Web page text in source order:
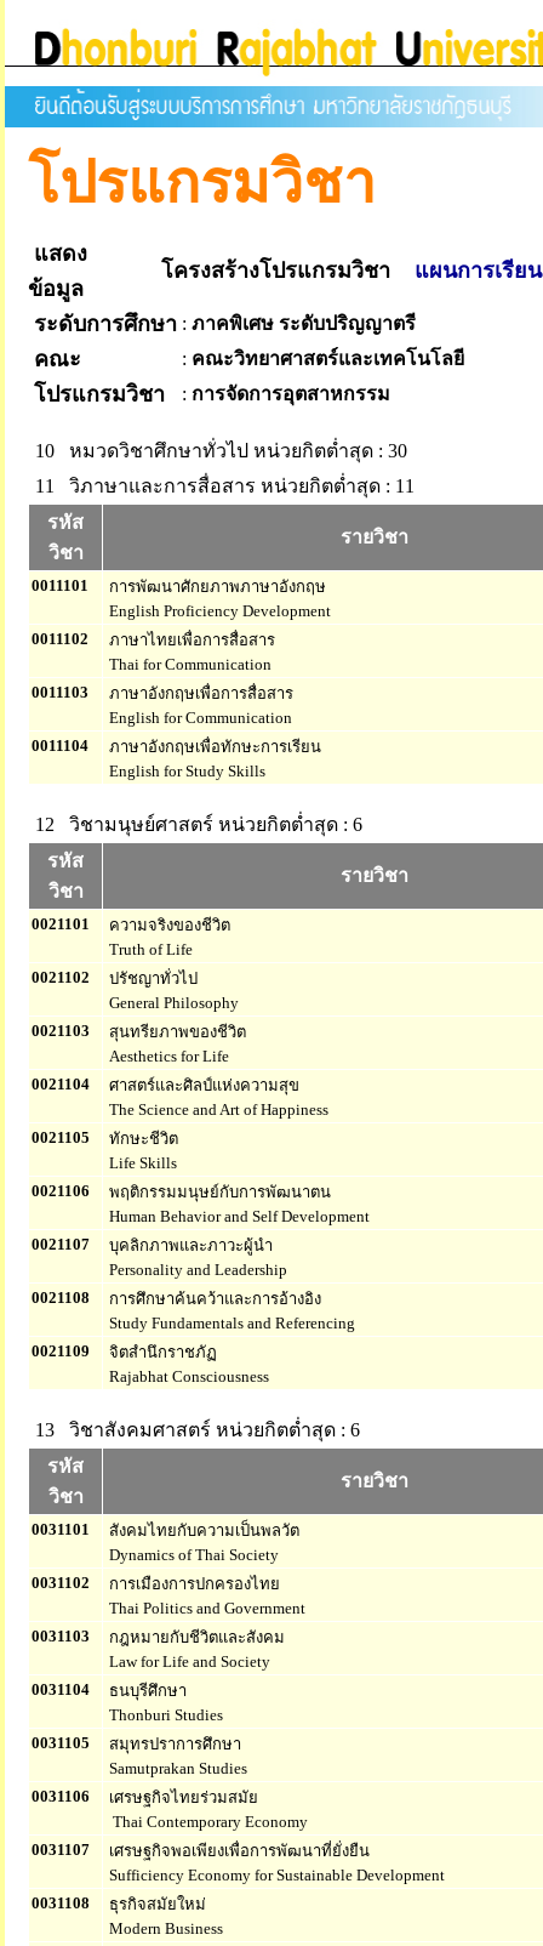
โปรแกรมวิชา
แสดง
ข้อมูล
โครงสร้างโปรแกรมวิชา แผนการเรียน
ระดับการศึกษา : ภาคพิเศษ ระดับปริญญาตรี
คณะ : คณะวิทยาศาสตร์และเทคโนโลยี
โปรแกรมวิชา : การจัดการอุตสาหกรรม
10 หมวดวิชาศึกษาทั่วไป หน่วยกิตต่ำสุด : 30
11 วิภาษาและการสื่อสาร หน่วยกิตต่ำสุด : 11
รหัส
วิชา
รายวิชา
0011101
การพัฒนาศักยภาพภาษาอังกฤษ
English Proficiency Development
0011102
ภาษาไทยเพื่อการสื่อสาร
Thai for Communication
0011103
ภาษาอังกฤษเพื่อการสื่อสาร
English for Communication
0011104
ภาษาอังกฤษเพื่อทักษะการเรียน
English for Study Skills
12 วิชามนุษย์ศาสตร์ หน่วยกิตต่ำสุด : 6
รหัส
วิชา
รายวิชา
0021101
ความจริงของชีวิต
Truth of Life
0021102
ปรัชญาทั่วไป
General Philosophy
0021103
สุนทรียภาพของชีวิต
Aesthetics for Life
0021104
ศาสตร์และศิลป์แห่งความสุข
The Science and Art of Happiness
0021105
ทักษะชีวิต
Life Skills
0021106
พฤติกรรมมนุษย์กับการพัฒนาตน
Human Behavior and Self Development
0021107
บุคลิกภาพและภาวะผู้นำ
Personality and Leadership
0021108
การศึกษาค้นคว้าและการอ้างอิง
Study Fundamentals and Referencing
0021109
จิตสำนึกราชภัฏ
Rajabhat Consciousness
13 วิชาสังคมศาสตร์ หน่วยกิตต่ำสุด : 6
รหัส
วิชา
รายวิชา
0031101
สังคมไทยกับความเป็นพลวัต
Dynamics of Thai Society
0031102
การเมืองการปกครองไทย
Thai Politics and Government
0031103
กฎหมายกับชีวิตและสังคม
Law for Life and Society
0031104
ธนบุรีศึกษา
Thonburi Studies
0031105
สมุทรปราการศึกษา
Samutprakan Studies
0031106
เศรษฐกิจไทยร่วมสมัย
Thai Contemporary Economy
0031107
เศรษฐกิจพอเพียงเพื่อการพัฒนาที่ยั่งยืน
Sufficiency Economy for Sustainable Development
0031108
ธุรกิจสมัยใหม่
Modern Business